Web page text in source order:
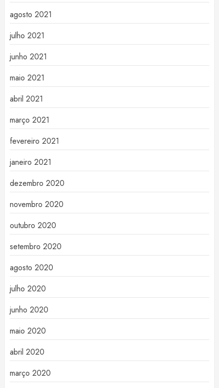
agosto 2021
julho 2021
junho 2021
maio 2021
abril 2021
março 2021
fevereiro 2021
janeiro 2021
dezembro 2020
novembro 2020
outubro 2020
setembro 2020
agosto 2020
julho 2020
junho 2020
maio 2020
abril 2020
março 2020